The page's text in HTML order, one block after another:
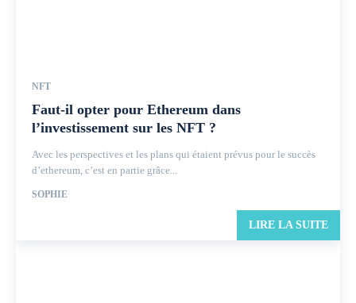
NFT
Faut-il opter pour Ethereum dans
l’investissement sur les NFT ?
Avec les perspectives et les plans qui étaient prévus pour le succès
d’ethereum, c’est en partie grâce...
SOPHIE
LIRE LA SUITE